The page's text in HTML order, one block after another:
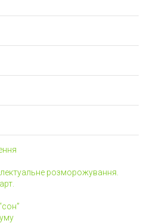
розморожування.